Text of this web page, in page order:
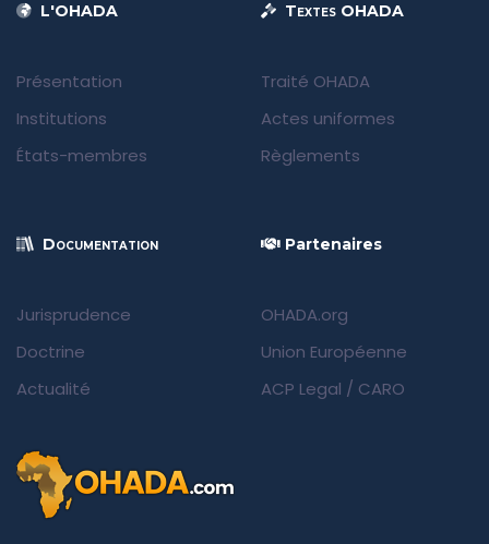
L'OHADA
Présentation
Institutions
États-membres
Textes OHADA
Traité OHADA
Actes uniformes
Règlements
Documentation
Jurisprudence
Doctrine
Actualité
Partenaires
OHADA.org
Union Européenne
ACP Legal / CARO